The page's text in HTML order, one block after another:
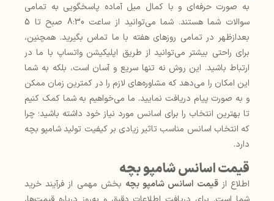
به صورت حرفه‌ای و با کمال میل آماده پاسخگویی به تمامی
سوالات شما هستند. شما می‌توانید از ساعت 8:30 صبح تا 5
بعدازظهر در تمامی روزهای هفته با ما تماس بگیرید. همچنین،
برای راحتی بیشتر می‌توانید از طریق اپلیکیشن واتساپ با ما در
ارتباط باشید. این روش نه تنها سریع و آسان است، بلکه به شما
این امکان را می‌دهد که مشاوره‌های لازم را در کمترین زمان ممکن
و به صورت پیام دریافت نمایید. ما می‌خواهیم به شما کمک کنیم
تا بهترین انتخاب را برای اسانس مورد نیاز خود داشته باشید؛ چرا
که انتخاب اسانس مناسب تاثیر زیادی بر کیفیت تولید شامپو بچه
دارد.
قیمت اسانس شامپو بچه
اطلاع ازقیمت اسانس شامپو بچه بخش مهمی از فرآیند خرید